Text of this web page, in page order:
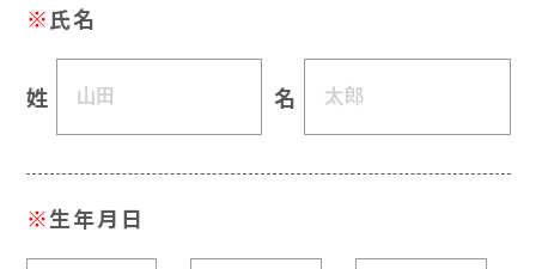
※氏名
姓 名
※生年月日